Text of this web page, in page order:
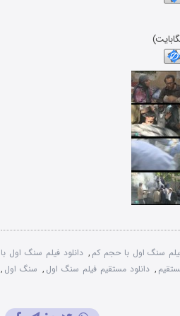
سنگ اول با حجم کم , دانلود فیلم سنگ اول با
, دانلود مستقیم فیلم سنگ اول , سنگ اول ,